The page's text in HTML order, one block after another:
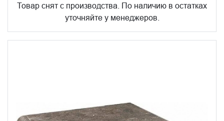
Товар снят с производства. По наличию в остатках
уточняйте у менеджеров.